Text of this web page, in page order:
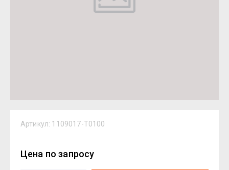
Артикул: 1109017-T0100
Цена по запросу